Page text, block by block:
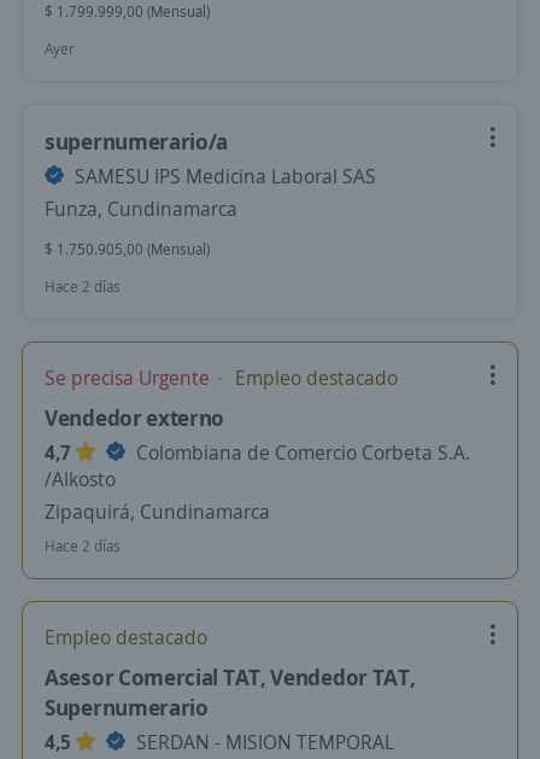
$ 1.799.999,00 (Mensual)
Ayer
supernumerario/a
SAMESU IPS Medicina Laboral SAS
Funza, Cundinamarca
$ 1.750.905,00 (Mensual)
Hace 2 días
Se precisa Urgente Empleo destacado
Vendedor externo
4,7
Colombiana de Comercio Corbeta S.A.
/Alkosto
Zipaquirá, Cundinamarca
Hace 2 días
Empleo destacado
Asesor Comercial TAT, Vendedor TAT,
Supernumerario
4,5
SERDAN - MISION TEMPORAL